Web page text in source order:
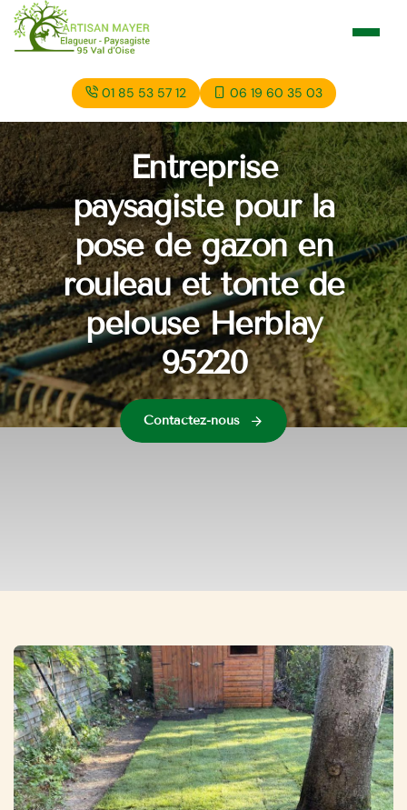
01 85 53 57 12 06 19 60 35 03
Entreprise
paysagiste pour la
pose de gazon en
rouleau et tonte de
pelouse Herblay
95220
Contactez-nous